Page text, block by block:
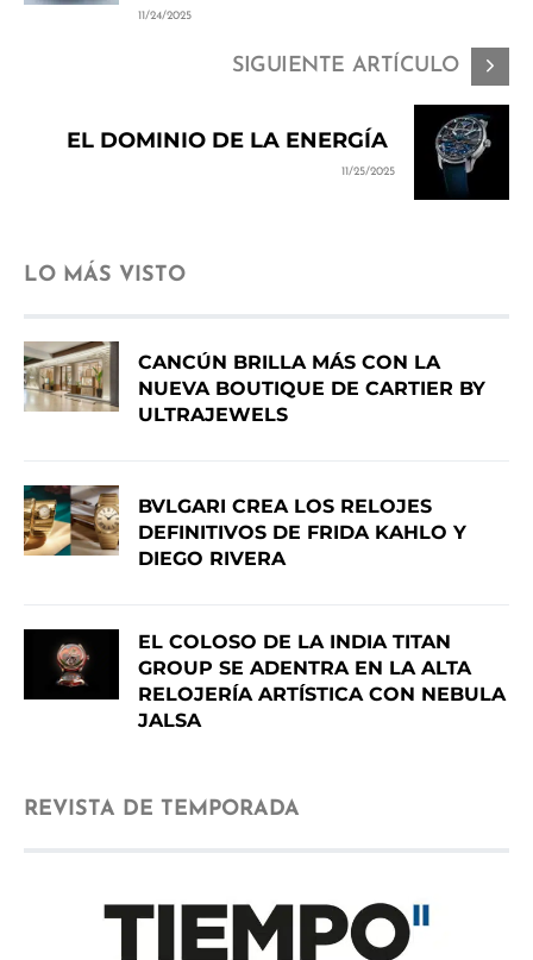
11/24/2025
SIGUIENTE ARTÍCULO
EL DOMINIO DE LA ENERGÍA
11/25/2025
LO MÁS VISTO
CANCÚN BRILLA MÁS CON LA
NUEVA BOUTIQUE DE CARTIER BY
ULTRAJEWELS
BVLGARI CREA LOS RELOJES
DEFINITIVOS DE FRIDA KAHLO Y
DIEGO RIVERA
EL COLOSO DE LA INDIA TITAN
GROUP SE ADENTRA EN LA ALTA
RELOJERÍA ARTÍSTICA CON NEBULA
JALSA
REVISTA DE TEMPORADA